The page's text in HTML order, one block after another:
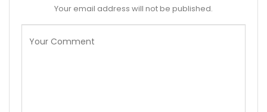
Your email address will not be published.